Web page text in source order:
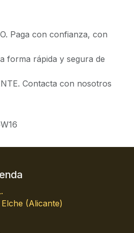
Paga con confianza, con
forma rápida y segura de
Contacta con nosotros
(Alicante)